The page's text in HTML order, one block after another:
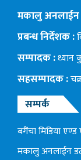
मकालु
प्रबन्ध निर्देशक :
सम्पादक :
सहसम्पादक :
सम्पर्क
बगैंचा मिडिया एण्ड
मकालु अनलाईन